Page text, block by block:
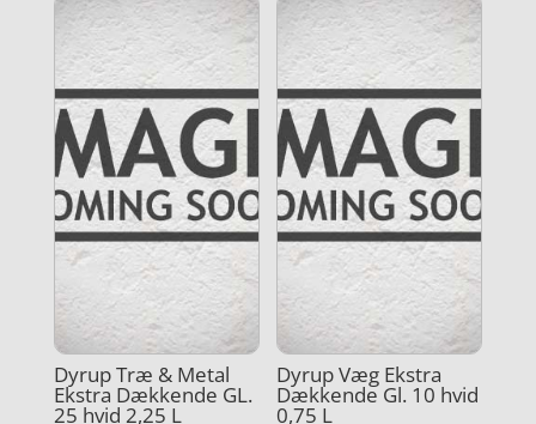
Dyrup Træ & Metal
Ekstra Dækkende GL.
25 hvid 2,25 L
Dyrup Væg Ekstra
Dækkende Gl. 10 hvid
0,75 L